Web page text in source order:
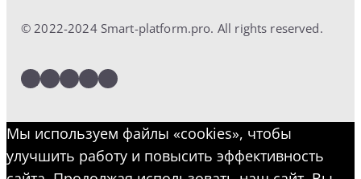
© 2022-2024 Smart-platform.pro. All rights reserved.
LinkedIn
Facebook
Twitter
Instagram
YouTube
Мы используем файлы «cookies», чтобы
улучшить работу и повысить эффективность